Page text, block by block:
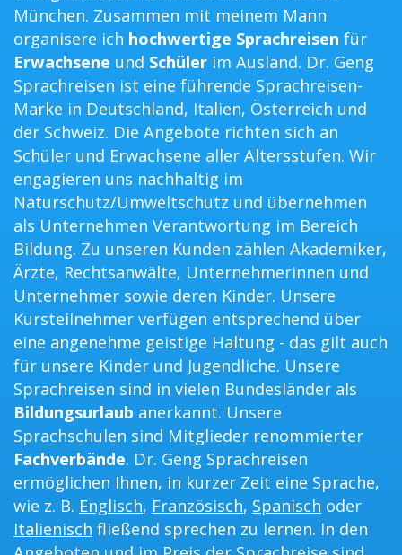
München. Zusammen mit meinem Mann
organisere ich hochwertige Sprachreisen für
Erwachsene und Schüler im Ausland. Dr. Geng
Sprachreisen ist eine führende Sprachreisen-
Marke in Deutschland, Italien, Österreich und
der Schweiz. Die Angebote richten sich an
Schüler und Erwachsene aller Altersstufen. Wir
engagieren uns nachhaltig im
Naturschutz/Umweltschutz und übernehmen
als Unternehmen Verantwortung im Bereich
Bildung. Zu unseren Kunden zählen Akademiker,
Ärzte, Rechtsanwälte, Unternehmerinnen und
Unternehmer sowie deren Kinder. Unsere
Kursteilnehmer verfügen entsprechend über
eine angenehme geistige Haltung - das gilt auch
für unsere Kinder und Jugendliche. Unsere
Sprachreisen sind in vielen Bundesländer als
Bildungsurlaub anerkannt. Unsere
Sprachschulen sind Mitglieder renommierter
Fachverbände. Dr. Geng Sprachreisen
ermöglichen Ihnen, in kurzer Zeit eine Sprache,
wie z. B. Englisch, Französisch, Spanisch oder
Italienisch fließend sprechen zu lernen. In den